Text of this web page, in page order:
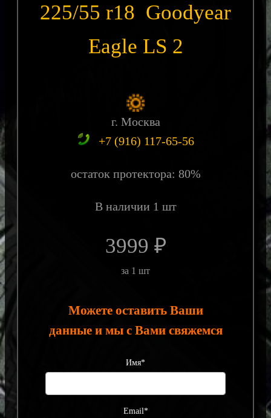
225/55 r18 Goodyear
Eagle LS 2
г. Москва
+7 (916) 117-65-56
остаток протектора: 80%
В наличии 1 шт
3999 ₽
за 1 шт
Можете оставить Ваши
данные и мы с Вами свяжемся
Имя*
Email*